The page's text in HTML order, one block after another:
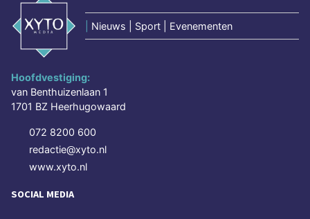
Nieuws | Sport | Evenementen
Hoofdvestiging:
van Benthuizenlaan 1
1701 BZ Heerhugowaard
072 8200 600
redactie@xyto.nl
www.xyto.nl
SOCIAL MEDIA